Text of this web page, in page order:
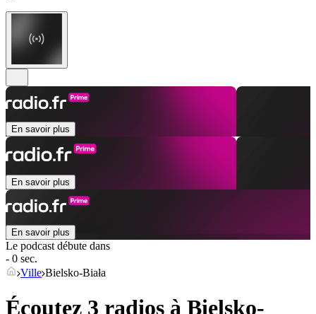
En savoir plus
En savoir plus
En savoir plus
Le podcast débute dans
- 0 sec.
Ville Bielsko-Biała
Écoutez 3 radios à Bielsko-